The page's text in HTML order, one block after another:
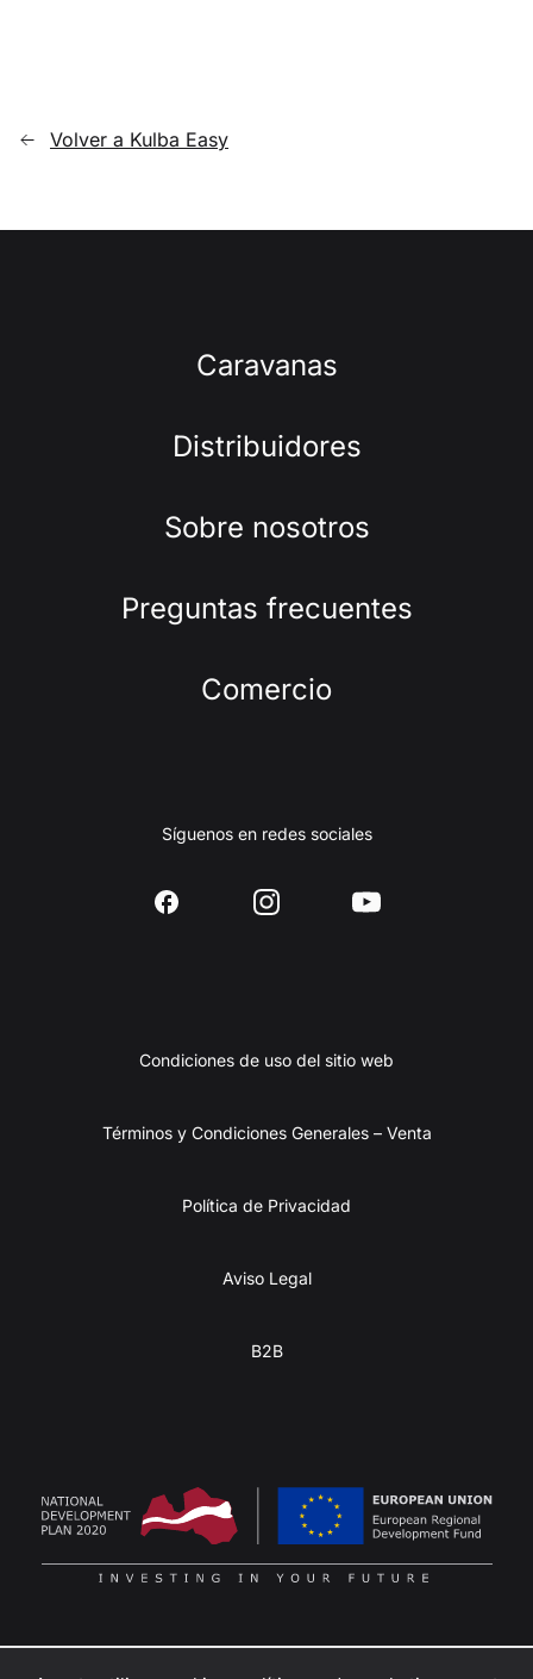
Volver a Kulba Easy
Caravanas
Distribuidores
Sobre nosotros
Preguntas frecuentes
Comercio
Síguenos en redes sociales
Condiciones de uso del sitio web
Términos y Condiciones Generales – Venta
Política de Privacidad
Aviso Legal
B2B